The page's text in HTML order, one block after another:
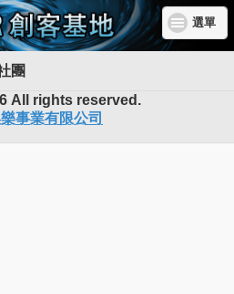
選單
團
創客基地
All rights reserved.
事業有限公司